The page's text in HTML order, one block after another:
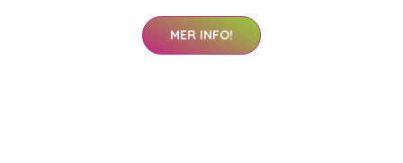
MER INFO!